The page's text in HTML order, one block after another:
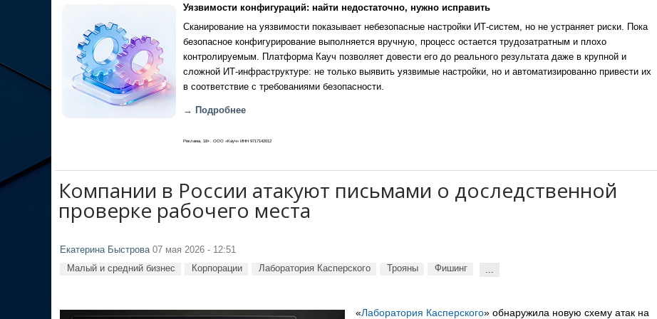
Уязвимости конфигураций: найти недостаточно, нужно исправить
Сканирование на уязвимости показывает небезопасные настройки ИТ-систем, но не устраняет риски. Пока
безопасное конфигурирование выполняется вручную, процесс остается трудозатратным и плохо
контролируемым. Платформа Кауч позволяет довести его до реального результата даже в крупной и
сложной ИТ-инфраструктуре: не только выявить уязвимые настройки, но и автоматизированно привести их
в соответствие с требованиями безопасности.
→ Подробнее
Реклама, 18+. ООО «Кауч» ИНН 9717142012
Компании в России атакуют письмами о доследственной
проверке рабочего места
Екатерина Быстрова07 мая 2026 - 12:51
Малый и средний бизнес Корпорации Лаборатория Касперского Трояны Фишинг ...
«Лаборатория Касперского» обнаружила новую схему атак на